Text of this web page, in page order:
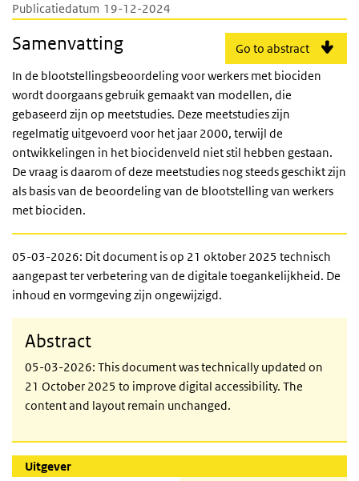
Publicatiedatum 19-12-2024
Go to abstract
Samenvatting
In de blootstellingsbeoordeling voor werkers met biociden
wordt doorgaans gebruik gemaakt van modellen, die
gebaseerd zijn op meetstudies. Deze meetstudies zijn
regelmatig uitgevoerd voor het jaar 2000, terwijl de
ontwikkelingen in het biocidenveld niet stil hebben gestaan.
De vraag is daarom of deze meetstudies nog steeds geschikt zijn
als basis van de beoordeling van de blootstelling van werkers
met biociden.
05-03-2026: Dit document is op 21 oktober 2025 technisch
aangepast ter verbetering van de digitale toegankelijkheid. De
inhoud en vormgeving zijn ongewijzigd.
Abstract
05-03-2026: This document was technically updated on
21 October 2025 to improve digital accessibility. The
content and layout remain unchanged.
Uitgever